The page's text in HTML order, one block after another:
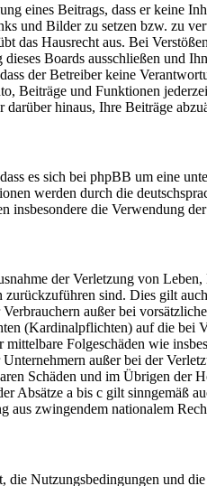
eines Beitrags, dass er keine
und Bilder zu setzen bzw. zu
das Hausrecht aus. Bei
Boards ausschließen und
der Betreiber keine
Beiträge und Funktionen
darüber hinaus, Ihre Beiträge
es sich bei phpBB um eine
werden durch die
insbesondere die Verwendung
der Verletzung von
zurückzuführen sind. Dies gilt
außer bei
(Kardinalpflichten) auf die bei
Folgeschäden wie
außer bei der
Schäden und im Übrigen der
Absätze a bis c gilt sinngemäß
aus zwingendem nationalem
die Nutzungsbedingungen und